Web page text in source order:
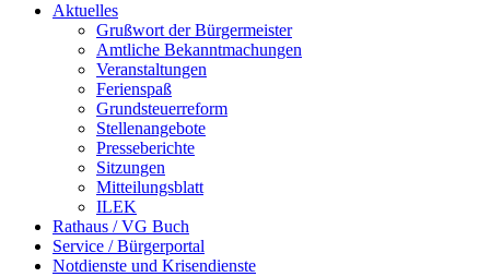
Aktuelles
Grußwort der Bürgermeister
Amtliche Bekanntmachungen
Veranstaltungen
Ferienspaß
Grundsteuerreform
Stellenangebote
Presseberichte
Sitzungen
Mitteilungsblatt
ILEK
Rathaus / VG Buch
Service / Bürgerportal
Notdienste und Krisendienste